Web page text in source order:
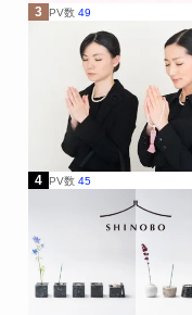
3 PV数 49
4 PV数 45